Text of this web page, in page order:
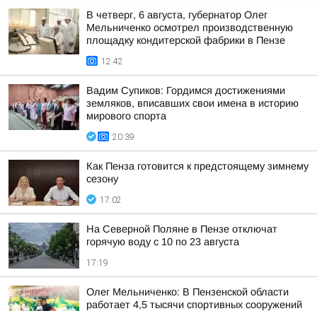
В четверг, 6 августа, губернатор Олег
Мельниченко осмотрел производственную
площадку кондитерской фабрики в Пензе
12:42
Вадим Супиков: Гордимся достижениями
земляков, вписавших свои имена в историю
мирового спорта
20:39
Как Пенза готовится к предстоящему зимнему
сезону
17:02
На Северной Поляне в Пензе отключат
горячую воду с 10 по 23 августа
17:19
Олег Мельниченко: В Пензенской области
работает 4,5 тысячи спортивных сооружений